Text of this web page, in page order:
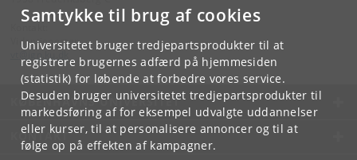
Samtykke til brug af cookies
Universitetet bruger tredjepartsprodukter til at
registrere brugernes adfærd på hjemmesiden
(statistik) for løbende at forbedre vores service.
Desuden bruger universitetet tredjepartsprodukter til
markedsføring af for eksempel udvalgte uddannelser
eller kurser, til at personalisere annoncer og til at
følge op på effekten af kampagner.
Videntjenesten
KØBENHAVNS UNIVERSITET
KONTAKT